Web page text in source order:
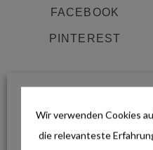
FACEBOOK
PINTEREST
Wir verwenden Cookies
die relevanteste